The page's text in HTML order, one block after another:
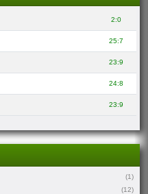
2:0
25:7
23:9
24:8
23:9
(1)
(12)